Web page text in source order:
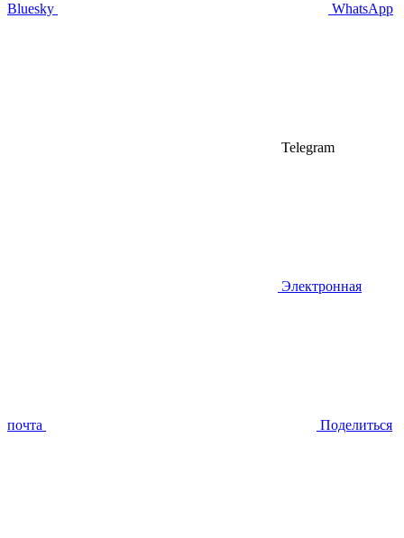
Bluesky WhatsApp
Telegram
Электронная
почта Поделиться